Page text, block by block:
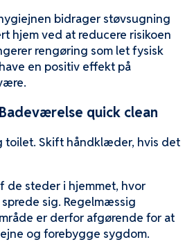
bidrager støvsugning
hjem ved at reducere risikoen
rengøring som let fysisk
en positiv effekt på
quick clean
toilet. Skift håndklæder, hvis det
de steder i hjemmet, hvor
sig. Regelmæssig
er derfor afgørende for at
og forebygge sygdom.